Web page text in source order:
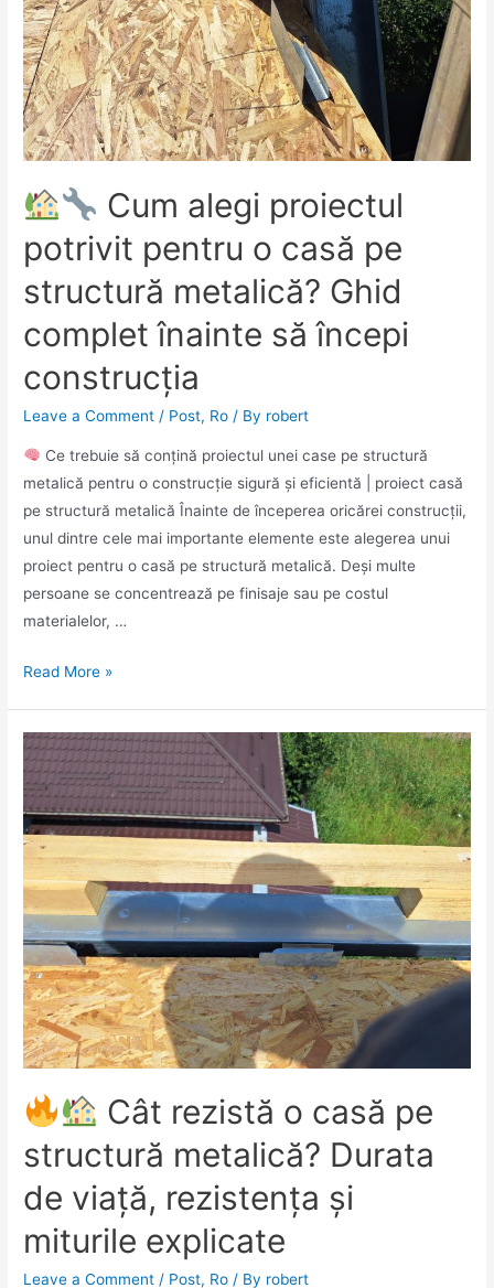
Cum alegi proiectul
potrivit pentru o casă pe
structură metalică? Ghid
complet înainte să începi
construcția
Leave a Comment / Post, Ro / By robert
Ce trebuie să conțină proiectul unei case pe structură
metalică pentru o construcție sigură și eficientă | proiect casă
pe structură metalică Înainte de începerea oricărei construcții,
unul dintre cele mai importante elemente este alegerea unui
proiect pentru o casă pe structură metalică. Deși multe
persoane se concentrează pe finisaje sau pe costul
materialelor, …
Read More »
Cât rezistă o casă pe
structură metalică? Durata
de viață, rezistența și
miturile explicate
Leave a Comment / Post, Ro / By robert